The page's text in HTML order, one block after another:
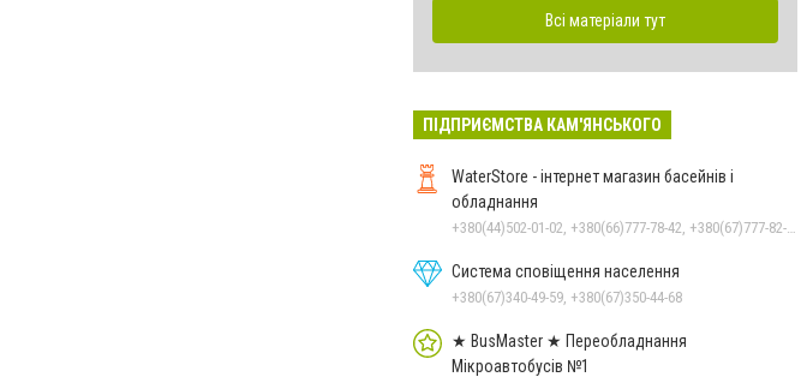
Всі матеріали тут
ПІДПРИЄМСТВА КАМ'ЯНСЬКОГО
WaterStore - інтернет магазин басейнів і
обладнання
Система сповіщення населення
+380(67)340-49-59, +380(67)350-44-68
★ BusMaster ★ Переобладнання
Мікроавтобусів №1